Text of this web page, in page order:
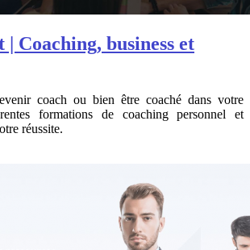
Coaching, business et
coach ou bien être coaché dans votre
formations de coaching personnel et
réussite.